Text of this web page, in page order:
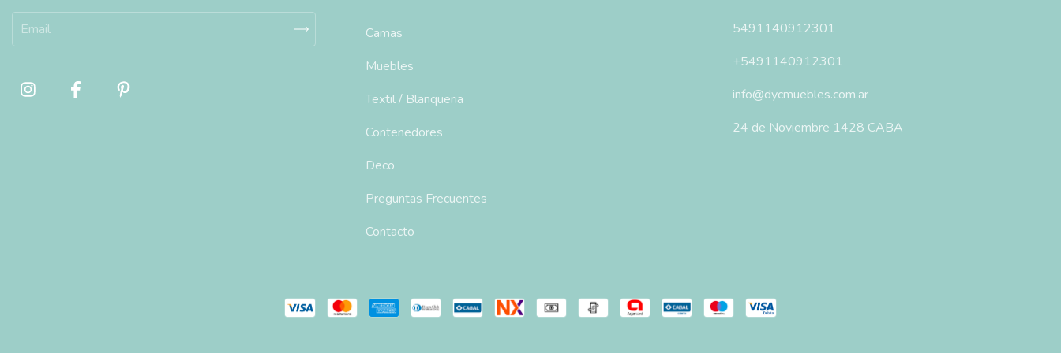
Camas
Muebles
Textil / Blanqueria
Contenedores
Deco
Preguntas Frecuentes
Contacto
5491140912301
+5491140912301
info@dycmuebles.com.ar
24 de Noviembre 1428 CABA